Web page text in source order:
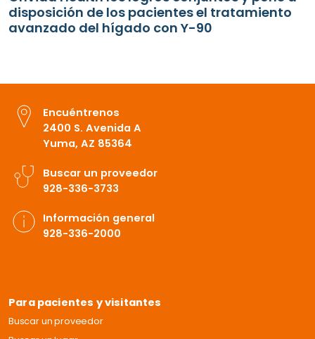
disposición de los pacientes el tratamiento
avanzado del hígado con Y-90
Encuéntrenos
2400 S. Avenida A
Yuma, AZ 85364
Buscar un proveedor
928-336-3733
Información general
928-336-2000
Para pacientes y visitantes
Buscar un proveedor